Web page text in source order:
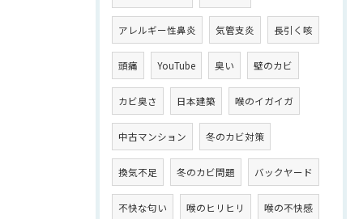
アレルギー性鼻炎 気管支炎 長引く咳
頭痛 YouTube 臭い 壁のカビ
カビ臭さ 日本建築 喉のイガイガ
中古マンション 冬のカビ対策
換気不足 冬のカビ問題 バックヤード
不快な匂い 喉のヒリヒリ 喉の不快感